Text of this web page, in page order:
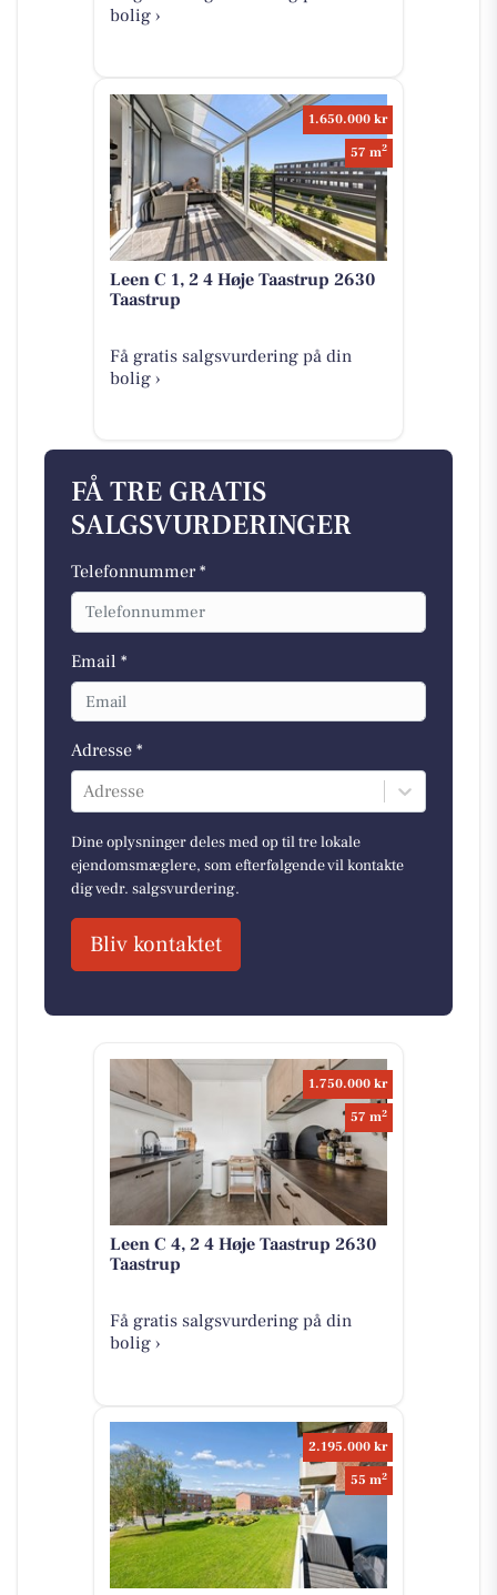
bolig ›
1.650.000 kr
57 m2
Leen C 1, 2 4 Høje Taastrup 2630
Taastrup
Få gratis salgsvurdering på din
bolig ›
FÅ TRE GRATIS
SALGSVURDERINGER
Telefonnummer *
Email *
Adresse *
Adresse
Dine oplysninger deles med op til tre lokale
ejendomsmæglere, som efterfølgende vil kontakte
dig vedr. salgsvurdering.
Bliv kontaktet
1.750.000 kr
57 m2
Leen C 4, 2 4 Høje Taastrup 2630
Taastrup
Få gratis salgsvurdering på din
bolig ›
2.195.000 kr
55 m2